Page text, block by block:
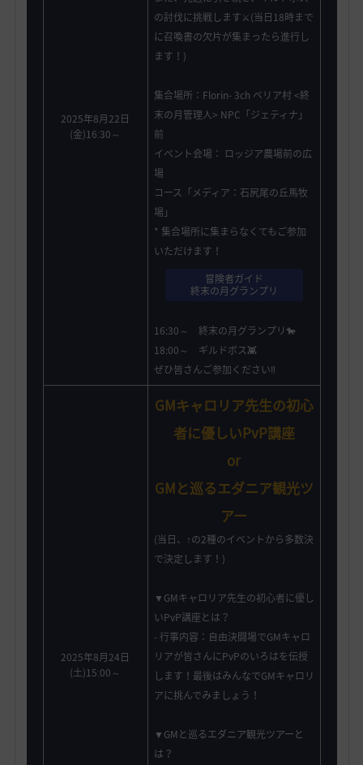
2025年8月22日
(金)16ː30～
の討伐に挑戦します⚔️(当日18時まで
に召喚書の欠片が集まったら進行し
ます！)
集合場所：Florin- 3ch ベリア村 <終
末の月管理人> NPC「ジェティナ」
前
イベント会場： ロッジア農場前の広
場
コース「メディア：石尻尾の丘馬牧
場」
* 集合場所に集まらなくてもご参加
いただけます！
冒険者ガイド
終末の月グランプリ
16:30～ 終末の月グランプリ🐎
18:00～ ギルドボス👾
ぜひ皆さんご参加ください‼️
2025年8月24日
(土)15ː00～
GMキャロリア先生の初心
者に優しいPvP講座
or
GMと巡るエダニア観光ツ
アー
(当日、↑の2種のイベントから多数決
で決定します！)
▼GMキャロリア先生の初心者に優し
いPvP講座とは？
- 行事内容：自由決闘場でGMキャロ
リアが皆さんにPvPのいろはを伝授
します！最後はみんなでGMキャロリ
アに挑んでみましょう！
▼GMと巡るエダニア観光ツアーと
は？